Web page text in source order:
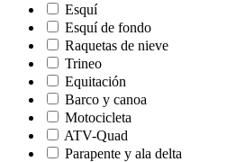
Esquí
Esquí de fondo
Raquetas de nieve
Trineo
Equitación
Barco y canoa
Motocicleta
ATV-Quad
Parapente y ala delta